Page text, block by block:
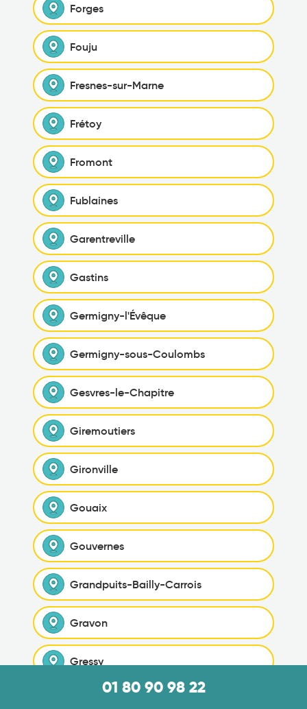
Forges
Fouju
Fresnes-sur-Marne
Frétoy
Fromont
Fublaines
Garentreville
Gastins
Germigny-l'Évêque
Germigny-sous-Coulombs
Gesvres-le-Chapitre
Giremoutiers
Gironville
Gouaix
Gouvernes
Grandpuits-Bailly-Carrois
Gravon
Gressy
01 80 90 98 22